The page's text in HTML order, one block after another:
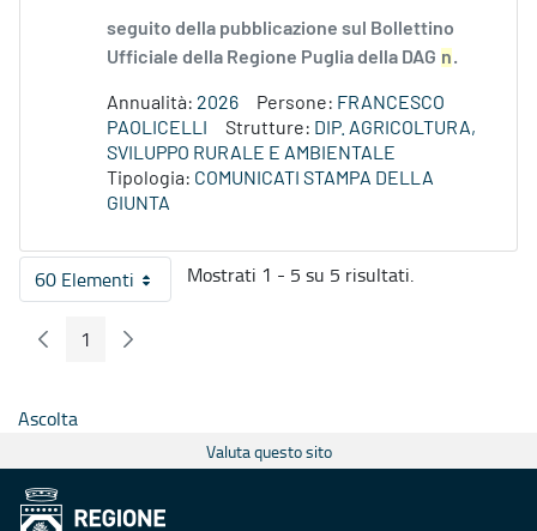
seguito della pubblicazione sul Bollettino
Ufficiale della Regione Puglia della DAG n.
Annualità: 2026 Persone: FRANCESCO
PAOLICELLI
Strutture: DIP. AGRICOLTURA,
SVILUPPO RURALE E AMBIENTALE
Tipologia: COMUNICATI STAMPA DELLA
GIUNTA
60 ElementiPer pagina
Mostrati 1 - 5 su 5 risultati.
Pagina Precedente
Pagina
1 Pagina Seguente
Ascolta
Valuta questo sito